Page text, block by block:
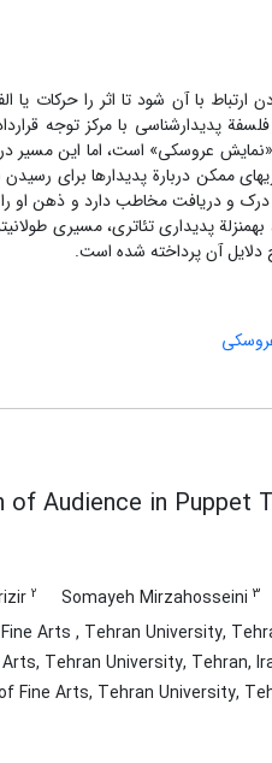
با آن شود تا اثر را حرکات یا
فلسفة پدیدارشناسی با مرکز توجه
عروسکی» است، اما این مسیر در
ممکن دربارة پدیدارها برای
و دریافت مخاطب دارد و ذهن او را
به‏منزلة پدیداری تئاتری، مسیری
دلایل آن ‏پرداخته شده است.
Audience in Puppet
2 Somayeh Mirzahosseini 3
Arts , Tehran University,
Tehran University, Tehran,
Fine Arts, Tehran University,